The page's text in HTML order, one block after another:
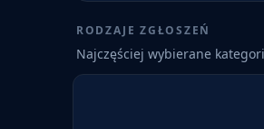
RODZAJE ZGŁOSZEŃ
Najczęściej wybierane